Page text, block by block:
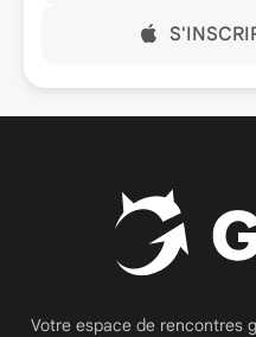
Votre espace de rencontres